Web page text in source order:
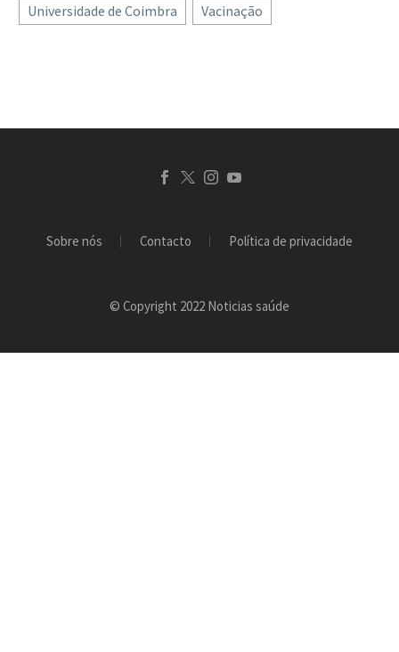
Universidade de Coimbra
Vacinação
Sobre nós Contacto Política de privacidade
© Copyright 2022 Noticias saúde